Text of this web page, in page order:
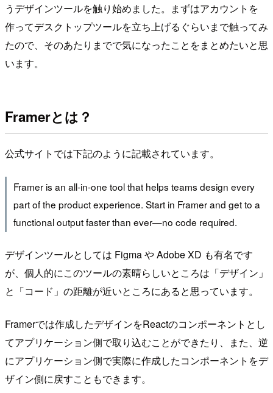
うデザインツールを触り始めました。まずはアカウントを
作ってデスクトップツールを立ち上げるぐらいまで触ってみ
たので、そのあたりまでで気になったことをまとめたいと思
います。
Framerとは？
公式サイトでは下記のように記載されています。
Framer is an all-in-one tool that helps teams design every
part of the product experience. Start in Framer and get to a
functional output faster than ever—no code required.
デザインツールとしては Figma や Adobe XD も有名です
が、個人的にこのツールの素晴らしいところは「デザイン」
と「コード」の距離が近いところにあると思っています。
Framerでは作成したデザインをReactのコンポーネントとし
てアプリケーション側で取り込むことができたり、また、逆
にアプリケーション側で実際に作成したコンポーネントをデ
ザイン側に戻すこともできます。